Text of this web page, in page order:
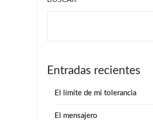
Entradas recientes
El límite de mi tolerancia
El mensajero